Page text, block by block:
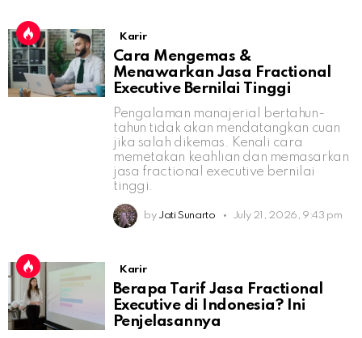
Karir
Cara Mengemas &
Menawarkan Jasa Fractional
Executive Bernilai Tinggi
Pengalaman manajerial bertahun-
tahun tidak akan mendatangkan cuan
jika salah dikemas. Kenali cara
memetakan keahlian dan memasarkan
jasa fractional executive bernilai
tinggi.
by Jati Sunarto July 21, 2026, 9:43 pm
Karir
Berapa Tarif Jasa Fractional
Executive di Indonesia? Ini
Penjelasannya